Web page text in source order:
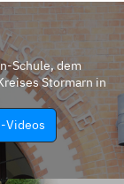
Schule, dem
Stormarn in
Videos